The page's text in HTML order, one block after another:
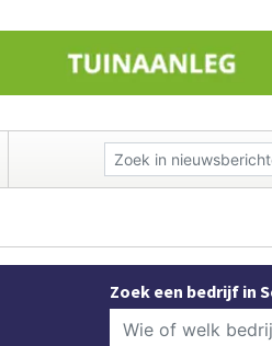
Zoek een bedrijf in